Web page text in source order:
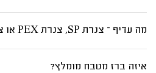
מה עדיף – צנרת SP, צנרת PEX או צנרת נחושת?
איזה ברז מטבח מומלץ?